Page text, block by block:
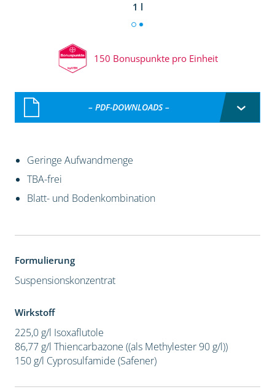
1 l
150 Bonuspunkte pro Einheit
– PDF-DOWNLOADS –
Geringe Aufwandmenge
TBA-frei
Blatt- und Bodenkombination
Formulierung
Suspensionskonzentrat
Wirkstoff
225,0 g/l Isoxaflutole
86,77 g/l Thiencarbazone ((als Methylester 90 g/l))
150 g/l Cyprosulfamide (Safener)